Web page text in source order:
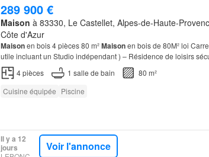
289 900 €
Maison à 83330, Le Castellet, Alpes-de-Haute-
Côte d'Azur
Maisonen bois 4 pièces 80 m²Maisonen bois de 80M² loi
utile incluant un Studio indépendant ) – Résidence de loisirs
LeCastellet Park Dans un cadre résidentiel recherché p…
4pièces 1 salle de bain
80 m²
Cuisine équipée Piscine
Il y a 12
jours
Voir l'annonce